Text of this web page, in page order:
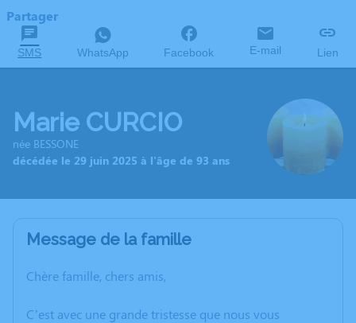
Partager
SMS WhatsApp Facebook E-mail Lien
Marie CURCIO
née BESSONE
décédée le 29 juin 2025 à l'âge de 93 ans
Message de la famille
Chère famille, chers amis,
C’est avec une grande tristesse que nous vous